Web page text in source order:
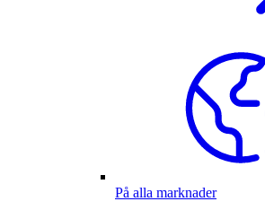
På alla marknader